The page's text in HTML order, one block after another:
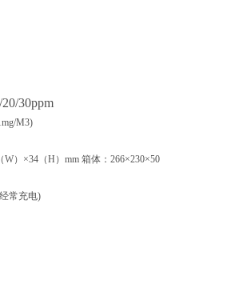
30ppm
M3)
）×34（H）mm 箱体：266×230×50
常充电)